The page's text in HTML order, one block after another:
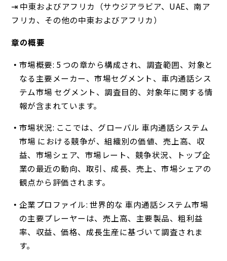
⇥ 中東およびアフリカ（サウジアラビア、UAE、南ア
フリカ、その他の中東およびアフリカ）
章の概要
市場概要: 5 つの章から構成され、調査範囲、対象と
なる主要メーカー、市場セグメント、車内通話シス
テム市場 セグメント、調査目的、対象年に関する情
報が含まれています。
市場状況: ここでは、グローバル 車内通話システム
市場 における競争が、組織別の価値、売上高、収
益、市場シェア、市場レート、競争状況、トップ企
業の最近の動向、取引、成長、売上、市場シェアの
観点から評価されます。
企業プロファイル: 世界的な 車内通話システム市場
の主要プレーヤーは、売上高、主要製品、粗利益
率、収益、価格、成長生産に基づいて調査されま
す。